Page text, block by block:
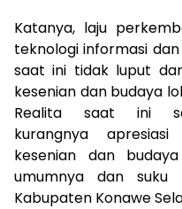
Katanya, laju
teknologi informasi
saat ini tidak luput
kesenian dan budaya
Realita saat ini
kurangnya
kesenian dan
umumnya dan suku
Kabupaten Konawe